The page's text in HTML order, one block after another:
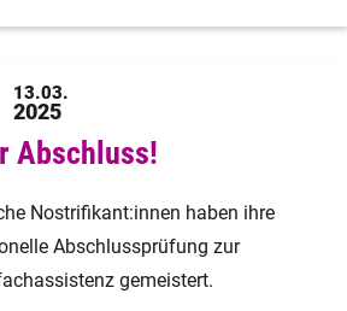
13.03.
2025
Abschluss!
Nostrifikant:innen haben ihre
Abschlussprüfung zur
gemeistert.